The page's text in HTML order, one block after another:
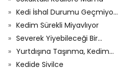
Kedi İshal Durumu Geçmiyo...
Kedim Sürekli Miyavlıyor
Severek Yiyebileceği Bir...
Yurtdışına Taşınma, Kedim...
Kedide Sivilce